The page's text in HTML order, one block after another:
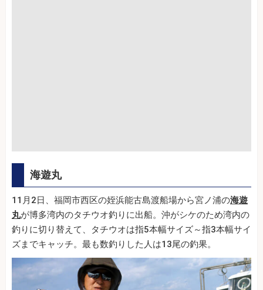
海遊丸
11月2日、福岡市西区の姪浜能古島渡船場から宮ノ浦の海遊
丸が博多湾内のタチウオ釣りに出船。沖がシケのため湾内の
釣りに切り替えて、タチウオは指5本幅サイズ～指3本幅サイ
ズまでキャッチ。最も数釣りした人は13尾の釣果。